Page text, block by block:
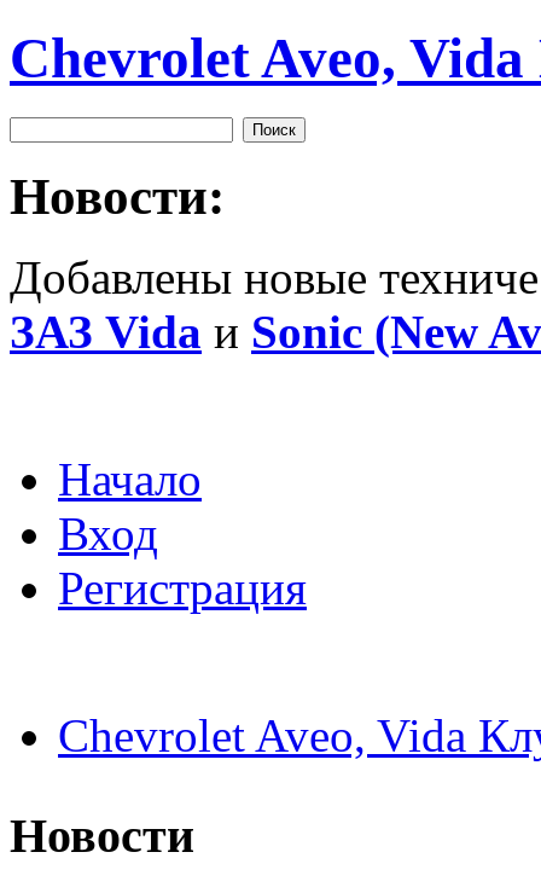
Chevrolet Aveo,
Новости:
Добавлены новые
ЗАЗ Vida и Sonic (New
Начало
Вход
Регистрация
Chevrolet Aveo, Vida
Новости